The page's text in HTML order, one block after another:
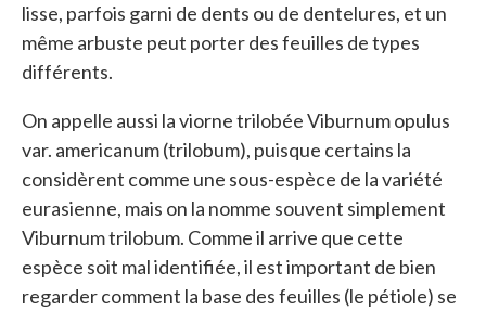
lisse, parfois garni de dents ou de dentelures, et un
même arbuste peut porter des feuilles de types
différents.
On appelle aussi la viorne trilobée Viburnum opulus
var. americanum (trilobum), puisque certains la
considèrent comme une sous-espèce de la variété
eurasienne, mais on la nomme souvent simplement
Viburnum trilobum. Comme il arrive que cette
espèce soit mal identifiée, il est important de bien
regarder comment la base des feuilles (le pétiole) se